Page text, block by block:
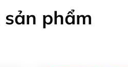
sản phẩm